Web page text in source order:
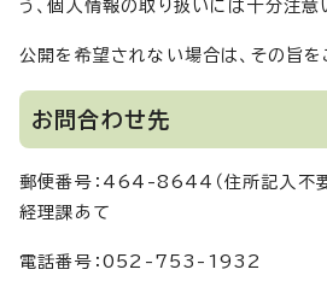
う、個人情報の取り扱いには十分注意
公開を希望されない場合は、その旨を
お問合わせ先
郵便番号：464-8644（住所記入不
経理課あて
電話番号：052-753-1932